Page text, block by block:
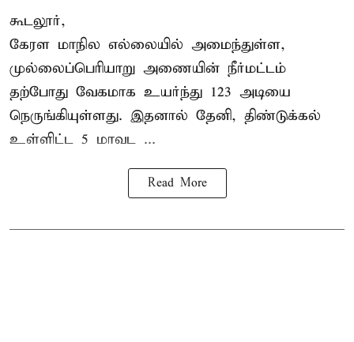
கூடலூர்,
கேரள மாநில எல்லையில் அமைந்துள்ள,
முல்லைப்பெரியாறு அணையின் நீர்மட்டம்
தற்போது வேகமாக உயர்ந்து 123 அடியை
நெருங்கியுள்ளது. இதனால் தேனி, திண்டுக்கல்
உள்ளிட்ட 5 மாவட ...
Read More